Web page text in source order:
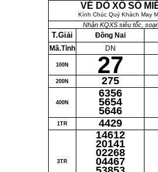
VÉ DÒ XỔ SỐ
Kính Chúc Quý Khách May
Nhận KQXS siêu tốc,
T.Giải
Mã.Tỉnh
100N
200N
400N
1TR
3TR
Đồng Nai
DN
27
275
6356
5654
5646
4429
14612
20141
02268
04467